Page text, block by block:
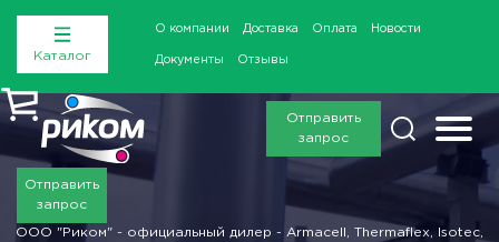
Каталог
О компании Доставка Оплата Новости
Документы Отзывы
Отправить
запрос
Отправить
запрос
ООО "Риком" - официальный дилер - Armacell, Thermaflex, Isotec,